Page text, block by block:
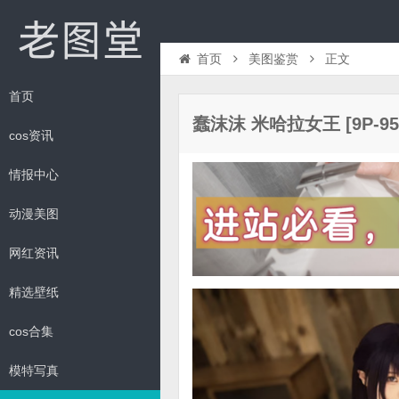
首页
cos资讯
情报中心
动漫美图
网红资讯
精选壁纸
cos合集
模特写真
首页 美图鉴赏 正文
蠢沫沫 米哈拉女王 [9P-